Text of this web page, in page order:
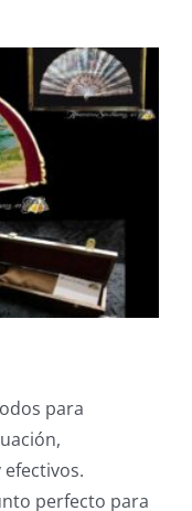
para
perfecto para